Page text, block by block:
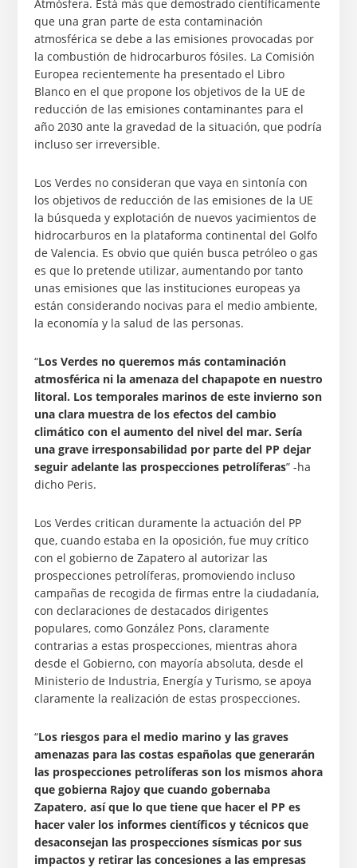
Atmósfera. Está más que demostrado científicamente
que una gran parte de esta contaminación
atmosférica se debe a las emisiones provocadas por
la combustión de hidrocarburos fósiles. La Comisión
Europea recientemente ha presentado el Libro
Blanco en el que propone los objetivos de la UE de
reducción de las emisiones contaminantes para el
año 2030 ante la gravedad de la situación, que podría
incluso ser irreversible.
Los Verdes no consideran que vaya en sintonía con
los objetivos de reducción de las emisiones de la UE
la búsqueda y explotación de nuevos yacimientos de
hidrocarburos en la plataforma continental del Golfo
de Valencia. Es obvio que quién busca petróleo o gas
es que lo pretende utilizar, aumentando por tanto
unas emisiones que las instituciones europeas ya
están considerando nocivas para el medio ambiente,
la economía y la salud de las personas.
“Los Verdes no queremos más contaminación
atmosférica ni la amenaza del chapapote en nuestro
litoral. Los temporales marinos de este invierno son
una clara muestra de los efectos del cambio
climático con el aumento del nivel del mar. Sería
una grave irresponsabilidad por parte del PP dejar
seguir adelante las prospecciones petrolíferas” -ha
dicho Peris.
Los Verdes critican duramente la actuación del PP
que, cuando estaba en la oposición, fue muy crítico
con el gobierno de Zapatero al autorizar las
prospecciones petrolíferas, promoviendo incluso
campañas de recogida de firmas entre la ciudadanía,
con declaraciones de destacados dirigentes
populares, como González Pons, claramente
contrarias a estas prospecciones, mientras ahora
desde el Gobierno, con mayoría absoluta, desde el
Ministerio de Industria, Energía y Turismo, se apoya
claramente la realización de estas prospecciones.
“Los riesgos para el medio marino y las graves
amenazas para las costas españolas que generarán
las prospecciones petrolíferas son los mismos ahora
que gobierna Rajoy que cuando gobernaba
Zapatero, así que lo que tiene que hacer el PP es
hacer valer los informes científicos y técnicos que
desaconsejan las prospecciones sísmicas por sus
impactos y retirar las concesiones a las empresas